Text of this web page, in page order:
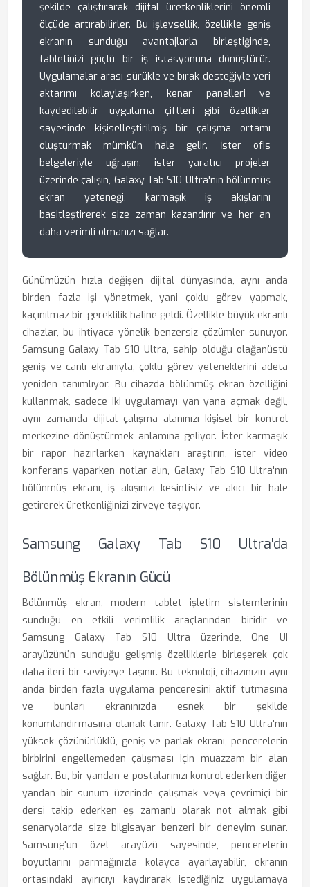
şekilde çalıştırarak dijital üretkenliklerini önemli
ölçüde artırabilirler. Bu işlevsellik, özellikle geniş
ekranın sunduğu avantajlarla birleştiğinde,
tabletinizi güçlü bir iş istasyonuna dönüştürür.
Uygulamalar arası sürükle ve bırak desteğiyle veri
aktarımı kolaylaşırken, kenar panelleri ve
kaydedilebilir uygulama çiftleri gibi özellikler
sayesinde kişiselleştirilmiş bir çalışma ortamı
oluşturmak mümkün hale gelir. İster ofis
belgeleriyle uğraşın, ister yaratıcı projeler
üzerinde çalışın, Galaxy Tab S10 Ultra'nın bölünmüş
ekran yeteneği, karmaşık iş akışlarını
basitleştirerek size zaman kazandırır ve her an
daha verimli olmanızı sağlar.
Günümüzün hızla değişen dijital dünyasında, aynı anda
birden fazla işi yönetmek, yani çoklu görev yapmak,
kaçınılmaz bir gereklilik haline geldi. Özellikle büyük ekranlı
cihazlar, bu ihtiyaca yönelik benzersiz çözümler sunuyor.
Samsung Galaxy Tab S10 Ultra, sahip olduğu olağanüstü
geniş ve canlı ekranıyla, çoklu görev yeteneklerini adeta
yeniden tanımlıyor. Bu cihazda bölünmüş ekran özelliğini
kullanmak, sadece iki uygulamayı yan yana açmak değil,
aynı zamanda dijital çalışma alanınızı kişisel bir kontrol
merkezine dönüştürmek anlamına geliyor. İster karmaşık
bir rapor hazırlarken kaynakları araştırın, ister video
konferans yaparken notlar alın, Galaxy Tab S10 Ultra'nın
bölünmüş ekranı, iş akışınızı kesintisiz ve akıcı bir hale
getirerek üretkenliğinizi zirveye taşıyor.
Samsung Galaxy Tab S10 Ultra'da
Bölünmüş Ekranın Gücü
Bölünmüş ekran, modern tablet işletim sistemlerinin
sunduğu en etkili verimlilik araçlarından biridir ve
Samsung Galaxy Tab S10 Ultra üzerinde, One UI
arayüzünün sunduğu gelişmiş özelliklerle birleşerek çok
daha ileri bir seviyeye taşınır. Bu teknoloji, cihazınızın aynı
anda birden fazla uygulama penceresini aktif tutmasına
ve bunları ekranınızda esnek bir şekilde
konumlandırmasına olanak tanır. Galaxy Tab S10 Ultra'nın
yüksek çözünürlüklü, geniş ve parlak ekranı, pencerelerin
birbirini engellemeden çalışması için muazzam bir alan
sağlar. Bu, bir yandan e-postalarınızı kontrol ederken diğer
yandan bir sunum üzerinde çalışmak veya çevrimiçi bir
dersi takip ederken eş zamanlı olarak not almak gibi
senaryolarda size bilgisayar benzeri bir deneyim sunar.
Samsung'un özel arayüzü sayesinde, pencerelerin
boyutlarını parmağınızla kolayca ayarlayabilir, ekranın
ortasındaki ayırıcıyı kaydırarak istediğiniz uygulamaya